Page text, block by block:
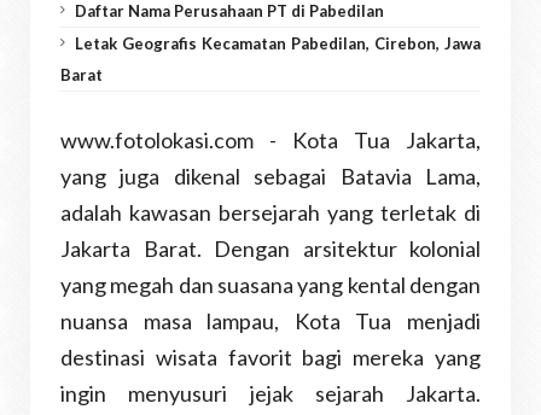
Daftar Nama Perusahaan PT di Pabedilan
Letak Geografis Kecamatan Pabedilan, Cirebon, Jawa
Barat
www.fotolokasi.com - Kota Tua Jakarta,
yang juga dikenal sebagai Batavia Lama,
adalah kawasan bersejarah yang terletak di
Jakarta Barat. Dengan arsitektur kolonial
yang megah dan suasana yang kental dengan
nuansa masa lampau, Kota Tua menjadi
destinasi wisata favorit bagi mereka yang
ingin menyusuri jejak sejarah Jakarta.